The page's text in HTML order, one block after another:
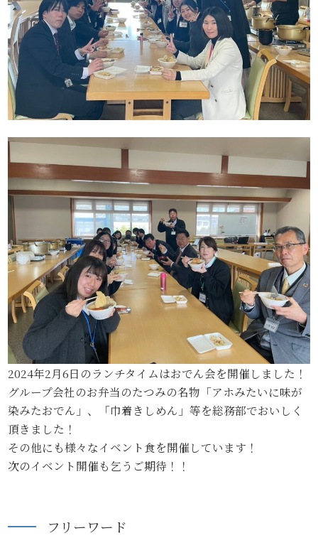
2024年2月6日のランチタイムはおでん会を開催しました！
グループ会社のお弁当のたつみの名物「アホみたいに味が
染みたおでん」、「巾着きしめん」等を総務部でおいしく
頂きました！
その他にも様々なイベント食を開催しています！
次のイベント開催も乞うご期待！！
フリーワード